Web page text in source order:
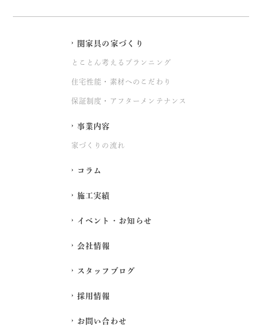
関家具の家づくり
とことん考えるプランニング
住宅性能・素材へのこだわり
保証制度・アフターメンテナンス
事業内容
家づくりの流れ
コラム
施工実績
イベント・お知らせ
会社情報
スタッフブログ
採用情報
お問い合わせ